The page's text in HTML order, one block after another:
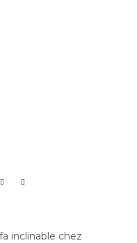
inclinable chez